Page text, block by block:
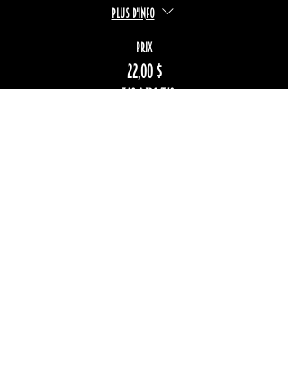
Plus d'info
Prix
22,00 $
+3,29 $ TPS/TVQ